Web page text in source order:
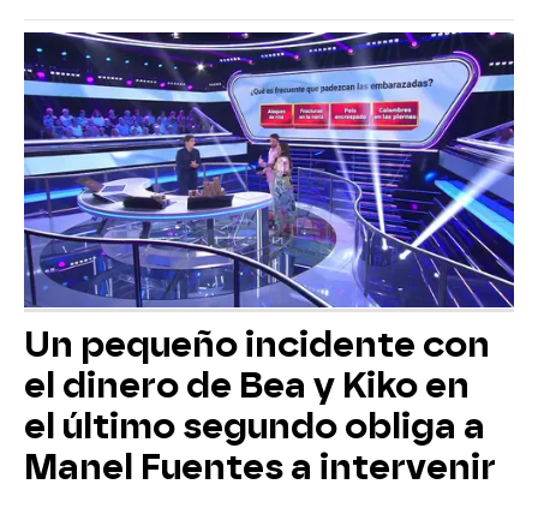
Un pequeño incidente con
el dinero de Bea y Kiko en
el último segundo obliga a
Manel Fuentes a intervenir